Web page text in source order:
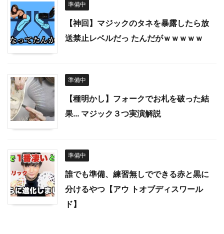
準備中
【神回】マジックのタネを暴露したら放
送禁止レベルだっ たんだがｗｗｗｗｗ
準備中
【種明かし】フォークでお札を破った結
果… マジック３つ実演解説
準備中
誰でも準備、練習無しでできる赤と黒に
分けるやつ【アウ トオブディスワール
ド】